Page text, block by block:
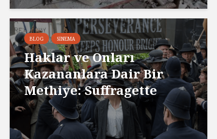
BLOG SINEMA
Haklar ve Onları
Kazananlara Dair Bir
Methiye: Suffragette